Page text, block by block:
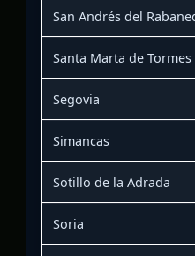
San Andrés del
Santa Marta de Tormes
Segovia
Simancas
Sotillo de la Adrada
Soria